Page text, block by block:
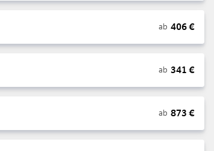
ab 406€
ab 341 €
ab 873 €